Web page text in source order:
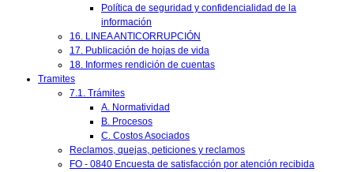
Política de seguridad y confidencialidad de la
información
16. LINEA ANTICORRUPCIÓN
17. Publicación de hojas de vida
18. Informes rendición de cuentas
Tramites
7.1. Trámites
A. Normatividad
B. Procesos
C. Costos Asociados
Reclamos, quejas, peticiones y reclamos
FO - 0840 Encuesta de satisfacción por atención recibida